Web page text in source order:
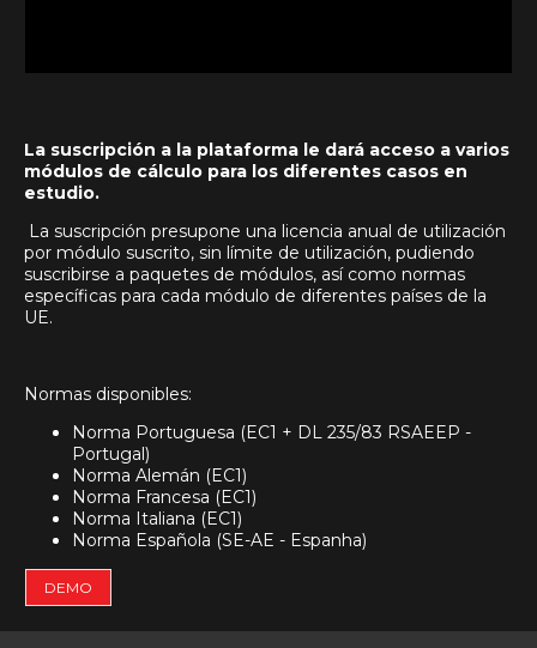
La suscripción a la plataforma le dará acceso a varios
módulos de cálculo para los diferentes casos en
estudio.
La suscripción presupone una licencia anual de utilización
por módulo suscrito, sin límite de utilización, pudiendo
suscribirse a paquetes de módulos, así como normas
específicas para cada módulo de diferentes países de la
UE.
Normas disponibles:
Norma Portuguesa (EC1 + DL 235/83 RSAEEP -
Portugal)
Norma Alemán (EC1)
Norma Francesa (EC1)
Norma Italiana (EC1)
Norma Española (SE-AE - Espanha)
DEMO